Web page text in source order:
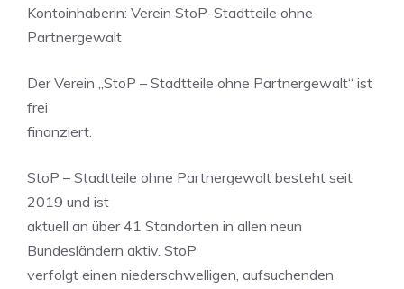
Kontoinhaberin: Verein StoP-Stadtteile ohne
Partnergewalt
Der Verein „StoP – Stadtteile ohne Partnergewalt“ ist
frei
finanziert.
StoP – Stadtteile ohne Partnergewalt besteht seit
2019 und ist
aktuell an über 41 Standorten in allen neun
Bundesländern aktiv. StoP
verfolgt einen niederschwelligen, aufsuchenden